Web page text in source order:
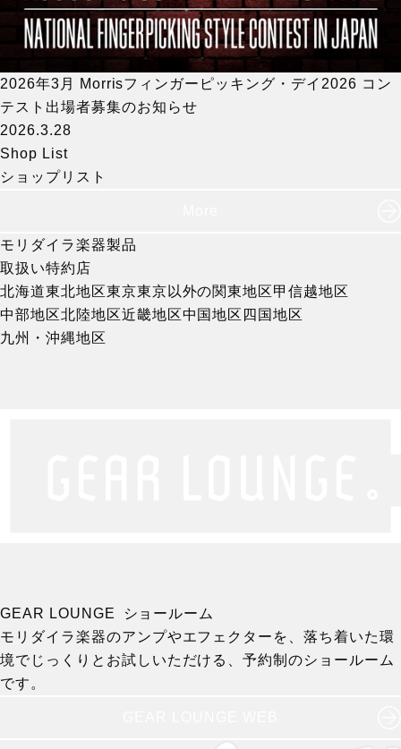
2026年3月 Morrisフィンガーピッキング・デイ2026 コン
テスト出場者募集のお知らせ
2026.3.28
Shop List
ショップリスト
モリダイラ楽器製品
取扱い特約店
北海道東北地区東京東京以外の関東地区甲信越地区
中部地区北陸地区近畿地区中国地区 四国地区
九州・沖縄地区
GEAR LOUNGE ショールーム
モリダイラ楽器のアンプやエフェクターを、落ち着いた環
境でじっくりとお試しいただける、予約制のショールーム
です。